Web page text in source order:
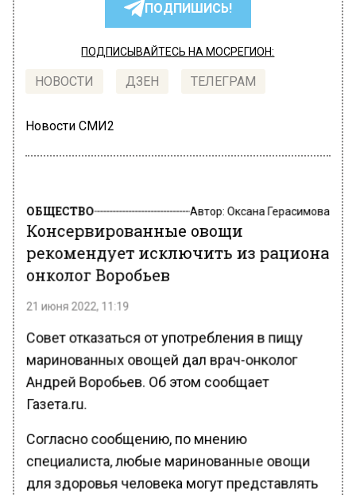
ПОДПИШИСЬ!
ПОДПИСЫВАЙТЕСЬ НА МОСРЕГИОН:
НОВОСТИ ДЗЕН ТЕЛЕГРАМ
Новости СМИ2
ОБЩЕСТВО Автор: Оксана Герасимова
Консервированные овощи
рекомендует исключить из рациона
онколог Воробьев
21 июня 2022, 11:19
Совет отказаться от употребления в пищу
маринованных овощей дал врач-онколог
Андрей Воробьев. Об этом сообщает
Газета.ru.
Согласно сообщению, по мнению
специалиста, любые маринованные овощи
для здоровья человека могут представлять